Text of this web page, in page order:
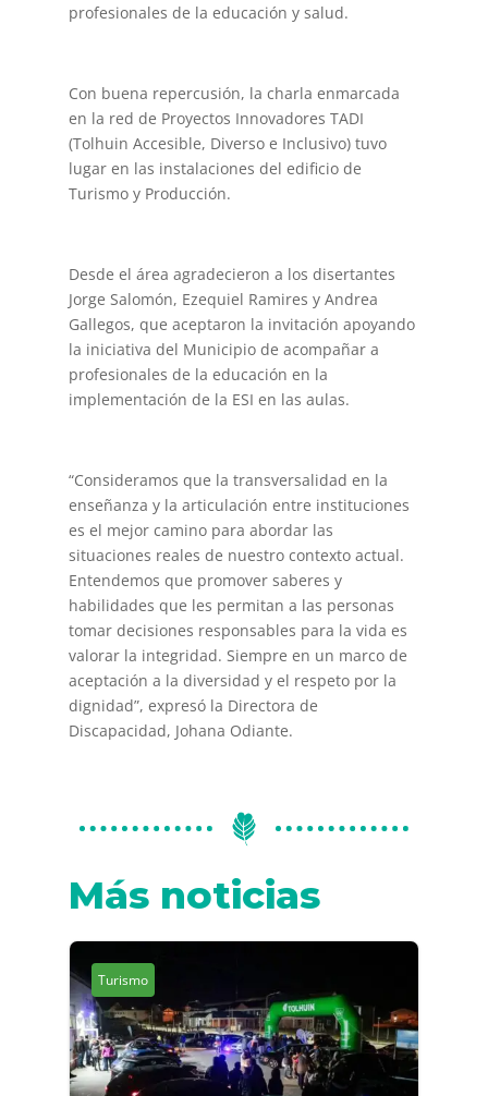
profesionales de la educación y salud.
Con buena repercusión, la charla enmarcada
en la red de Proyectos Innovadores TADI
(Tolhuin Accesible, Diverso e Inclusivo) tuvo
lugar en las instalaciones del edificio de
Turismo y Producción.
Desde el área agradecieron a los disertantes
Jorge Salomón, Ezequiel Ramires y Andrea
Gallegos, que aceptaron la invitación apoyando
la iniciativa del Municipio de acompañar a
profesionales de la educación en la
implementación de la ESI en las aulas.
“Consideramos que la transversalidad en la
enseñanza y la articulación entre instituciones
es el mejor camino para abordar las
situaciones reales de nuestro contexto actual.
Entendemos que promover saberes y
habilidades que les permitan a las personas
tomar decisiones responsables para la vida es
valorar la integridad. Siempre en un marco de
aceptación a la diversidad y el respeto por la
dignidad”, expresó la Directora de
Discapacidad, Johana Odiante.
Más noticias
Turismo